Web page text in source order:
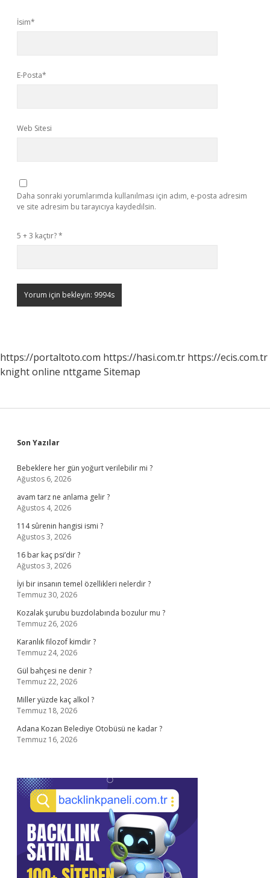
İsim*
E-Posta*
Web Sitesi
Daha sonraki yorumlarımda kullanılması için adım, e-posta adresim
ve site adresim bu tarayıcıya kaydedilsin.
5 + 3 kaçtır?*
https://portaltoto.com https://hasi.com.tr https://ecis.com.tr
knight online nttgame Sitemap
Sidebar
Son Yazılar
Bebeklere her gün yoğurt verilebilir mi ?
Ağustos 6, 2026
avam tarz ne anlama gelir ?
Ağustos 4, 2026
114 sûrenin hangisi ismi ?
Ağustos 3, 2026
16 bar kaç psi’dir ?
Ağustos 3, 2026
İyi bir insanın temel özellikleri nelerdir ?
Temmuz 30, 2026
Kozalak şurubu buzdolabında bozulur mu ?
Temmuz 26, 2026
Karanlık filozof kimdir ?
Temmuz 24, 2026
Gül bahçesi ne denir ?
Temmuz 22, 2026
Miller yüzde kaç alkol ?
Temmuz 18, 2026
Adana Kozan Belediye Otobüsü ne kadar ?
Temmuz 16, 2026